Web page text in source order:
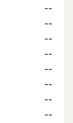
--
--
--
--
--
--
--
--